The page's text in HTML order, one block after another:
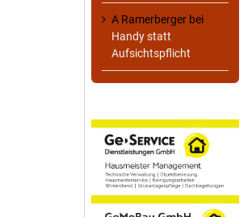
A Ramerberger bei
Handy statt
Aufsichtspflicht